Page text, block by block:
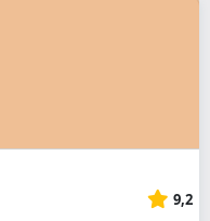
9,2